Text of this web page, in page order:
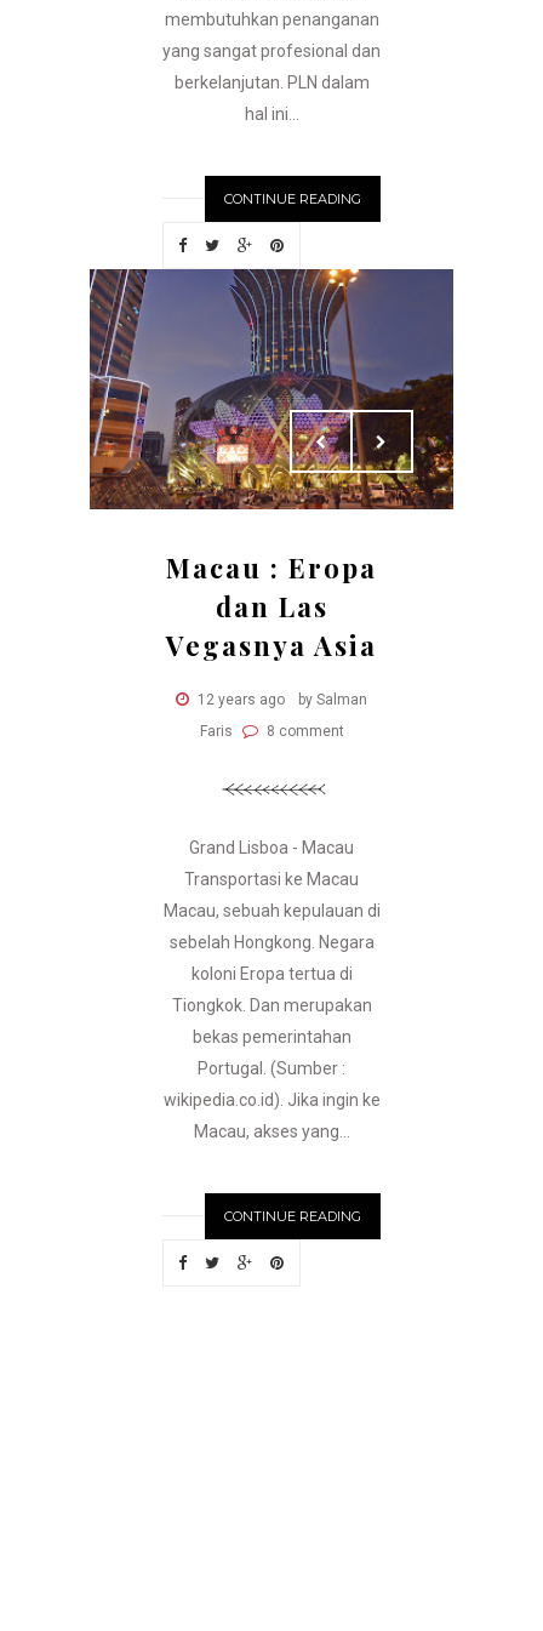
membutuhkan penanganan
yang sangat profesional dan
berkelanjutan. PLN dalam
hal ini...
CONTINUE READING
Macau : Eropa
dan Las
Vegasnya Asia
12 years ago
by Salman
Faris
8 comment
Grand Lisboa - Macau
Transportasi ke Macau
Macau, sebuah kepulauan di
sebelah Hongkong. Negara
koloni Eropa tertua di
Tiongkok. Dan merupakan
bekas pemerintahan
Portugal. (Sumber :
wikipedia.co.id). Jika ingin ke
Macau, akses yang...
CONTINUE READING
N